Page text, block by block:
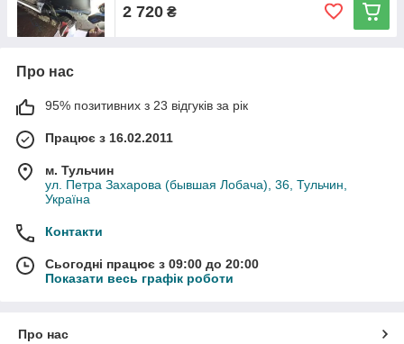
2 720 ₴
Про нас
95% позитивних з 23 відгуків за рік
Працює з 16.02.2011
м. Тульчин
ул. Петра Захарова (бывшая Лобача), 36, Тульчин,
Україна
Контакти
Сьогодні працює з 09:00 до 20:00
Показати весь графік роботи
Про нас